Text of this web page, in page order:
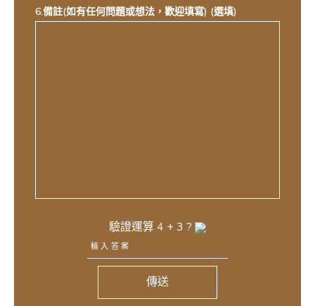
6.備註(如有任何問題或想法，歡迎填寫) (選填)
驗證運算4 + 3 ?
傳送